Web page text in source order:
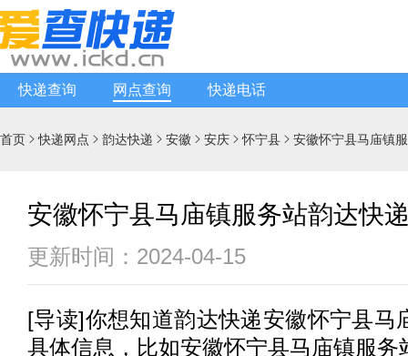
快递查询 网点查询 快递电话
首页 快递网点  韵达快递  安徽  安庆 怀宁县  安徽怀宁县马庙镇
安徽怀宁县马庙镇服务站韵达快
更新时间：2024-04-15
[导读]你想知道韵达快递安徽怀宁县马
具体信息，比如安徽怀宁县马庙镇服务